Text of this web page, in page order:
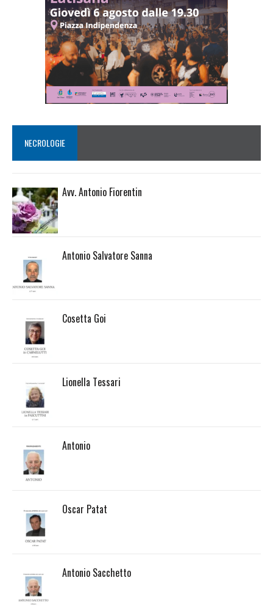
NECROLOGIE
Avv. Antonio Fiorentin
Antonio Salvatore Sanna
Cosetta Goi
Lionella Tessari
Antonio
Oscar Patat
Antonio Sacchetto